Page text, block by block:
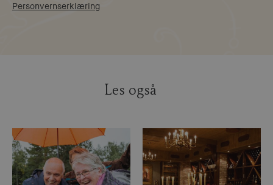
Personvernserklæring
Les også